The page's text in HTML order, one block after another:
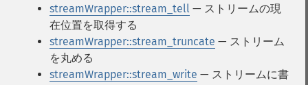
streamWrapper::stream_tell — ストリームの現
在位置を取得する
streamWrapper::stream_truncate — ストリーム
を丸める
streamWrapper::stream_write — ストリームに書